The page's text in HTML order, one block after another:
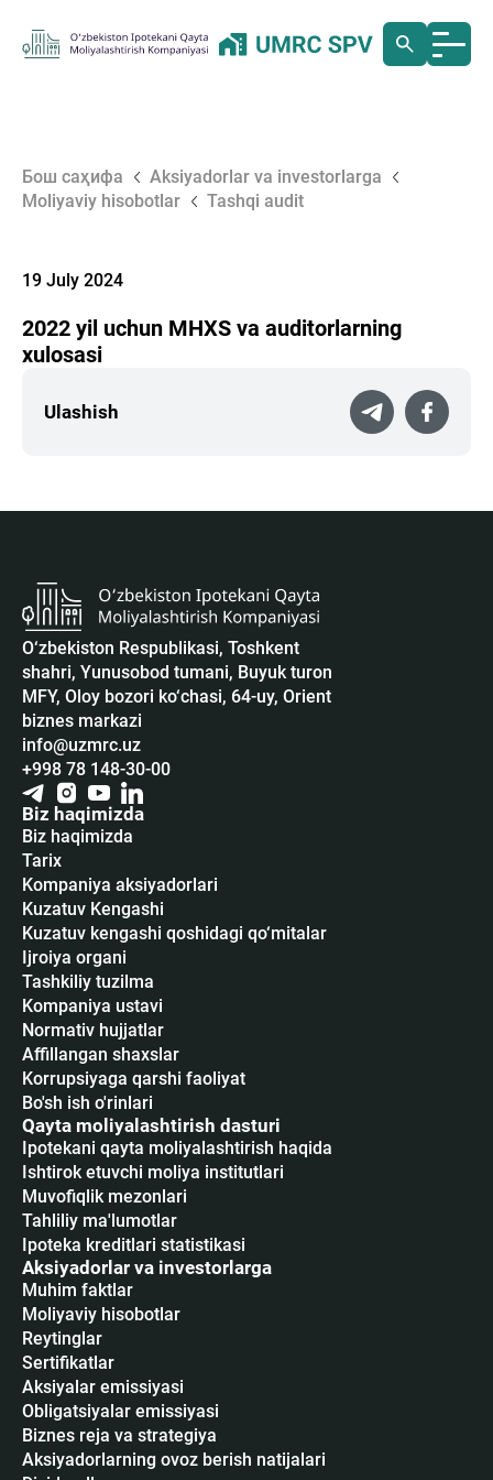
Бош саҳифа
Aksiyadorlar va investorlarga
Moliyaviy hisobotlar
Tashqi audit
19 July 2024
2022 yil uchun MHXS va auditorlarning
xulosasi
Ulashish
O‘zbekiston Respublikasi, Toshkent
shahri, Yunusobod tumani, Buyuk turon
MFY, Oloy bozori ko‘chasi, 64-uy, Orient
biznes markazi
info@uzmrc.uz
+998 78 148-30-00
Biz haqimizda
Biz haqimizda
Tarix
Kompaniya aksiyadorlari
Kuzatuv Kengashi
Kuzatuv kengashi qoshidagi qo‘mitalar
Ijroiya organi
Tashkiliy tuzilma
Kompaniya ustavi
Normativ hujjatlar
Affillangan shaxslar
Korrupsiyaga qarshi faoliyat
Bo'sh ish o'rinlari
Qayta moliyalashtirish dasturi
Ipotekani qayta moliyalashtirish haqida
Ishtirok etuvchi moliya institutlari
Muvofiqlik mezonlari
Tahliliy ma'lumotlar
Ipoteka kreditlari statistikasi
Aksiyadorlar va investorlarga
Muhim faktlar
Moliyaviy hisobotlar
Reytinglar
Sertifikatlar
Аksiyalar emissiyasi
Obligatsiyalar emissiyasi
Biznes reja va strategiya
Aksiyadorlarning ovoz berish natijalari